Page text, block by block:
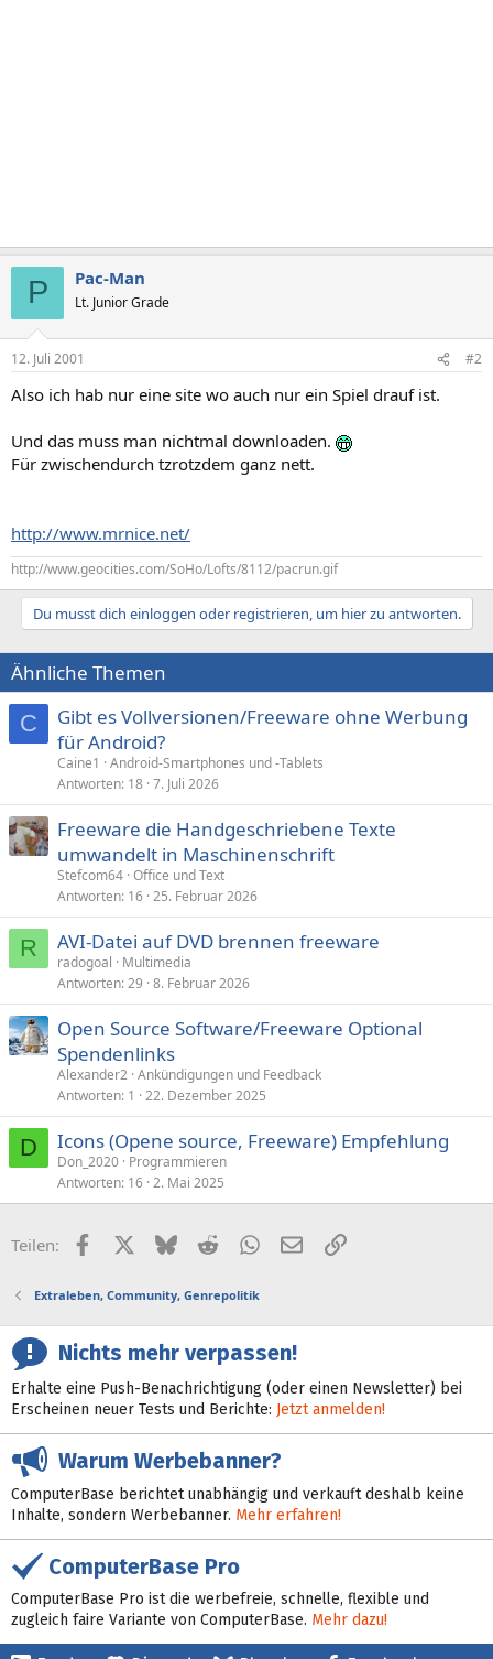
P Pac-Man
Lt. Junior Grade
12. Juli 2001 #2
Also ich hab nur eine site wo auch nur ein Spiel drauf ist.
Und das muss man nichtmal downloaden.
Für zwischendurch tzrotzdem ganz nett.
http://www.mrnice.net/
http://www.geocities.com/SoHo/Lofts/8112/pacrun.gif
Du musst dich einloggen oder registrieren, um hier zu antworten.
Ähnliche Themen
C
Gibt es Vollversionen/Freeware ohne Werbung
für Android?
Caine1
Android-Smartphones und -Tablets
Antworten 18 7. Juli 2026
Freeware die Handgeschriebene Texte
umwandelt in Maschinenschrift
Stefcom64 Office und Text
Antworten 16 25. Februar 2026
R AVI-Datei auf DVD brennen freeware
radogoal
Multimedia
Antworten 29 8. Februar 2026
Open Source Software/Freeware Optional
Spendenlinks
Alexander2 Ankündigungen und Feedback
Antworten 1 22. Dezember 2025
D Icons (Opene source, Freeware) Empfehlung
Don_2020 Programmieren
Antworten 16 2. Mai 2025
Teilen: FacebookX (Twitter)
BlueskyRedditWhatsApp
E-MailLink
Extraleben, Community, Genrepolitik
Nichts mehr verpassen!
Erhalte eine Push-Benachrichtigung (oder einen Newsletter) bei
Erscheinen neuer Tests und Berichte: Jetzt anmelden!
Warum Werbebanner?
ComputerBase berichtet unabhängig und verkauft deshalb keine
Inhalte, sondern Werbebanner. Mehr erfahren!
ComputerBase Pro
ComputerBase Pro ist die werbefreie, schnelle, flexible und
zugleich faire Variante von ComputerBase. Mehr dazu!